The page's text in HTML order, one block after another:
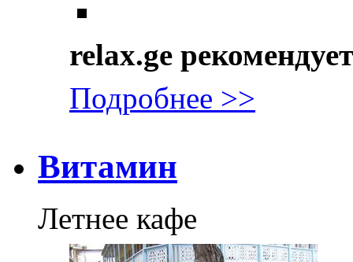
relax.ge рекомендует
Подробнее >>
Витамин
Летнее кафе